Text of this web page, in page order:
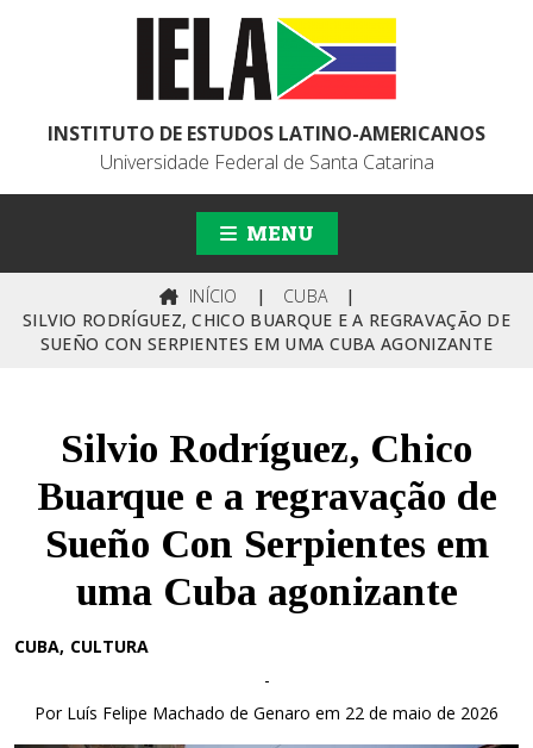
INSTITUTO DE ESTUDOS LATINO-AMERICANOS
Universidade Federal de Santa Catarina
MENU
INÍCIO | CUBA
|
SILVIO RODRÍGUEZ, CHICO BUARQUE E A REGRAVAÇÃO DE
SUEÑO CON SERPIENTES EM UMA CUBA AGONIZANTE
Silvio Rodríguez, Chico
Buarque e a regravação de
Sueño Con Serpientes em
uma Cuba agonizante
CUBA CULTURA
-
Por Luís Felipe Machado de Genaro em 22 de maio de 2026